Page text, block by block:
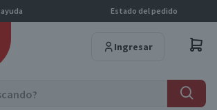
Estado del pedido
Ingresar